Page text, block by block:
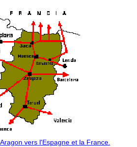
vers l'Espagne et la France.